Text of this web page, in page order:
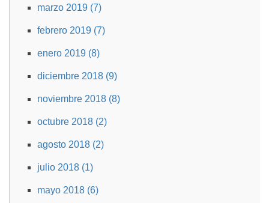
marzo 2019 (7)
febrero 2019 (7)
enero 2019 (8)
diciembre 2018 (9)
noviembre 2018 (8)
octubre 2018 (2)
agosto 2018 (2)
julio 2018 (1)
mayo 2018 (6)